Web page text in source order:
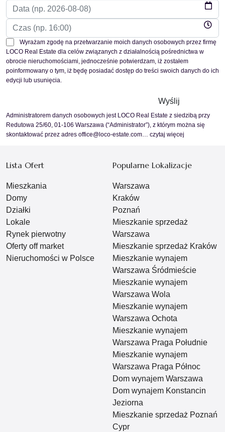
Wyrażam zgodę na przetwarzanie moich danych osobowych przez firmę
LOCO Real Estate dla celów związanych z działalnością pośrednictwa w
obrocie nieruchomościami, jednocześnie potwierdzam, iż zostałem
poinformowany o tym, iż będę posiadać dostęp do treści swoich danych do ich
edycji lub usunięcia.
Administratorem danych osobowych jest LOCO Real Estate z siedzibą przy
Redutowa 25/60, 01-106 Warszawa (“Administrator”), z którym można się
skontaktować przez adres office@loco-estate.com… czytaj więcej
Lista Ofert
Mieszkania
Domy
Działki
Lokale
Rynek pierwotny
Oferty off market
Nieruchomości w Polsce
Popularne Lokalizacje
Warszawa
Kraków
Poznań
Mieszkanie sprzedaż
Warszawa
Mieszkanie sprzedaż Kraków
Mieszkanie wynajem
Warszawa Śródmieście
Mieszkanie wynajem
Warszawa Wola
Mieszkanie wynajem
Warszawa Ochota
Mieszkanie wynajem
Warszawa Praga Południe
Mieszkanie wynajem
Warszawa Praga Północ
Dom wynajem Warszawa
Dom wynajem Konstancin
Jeziorna
Mieszkanie sprzedaż Poznań
Cypr